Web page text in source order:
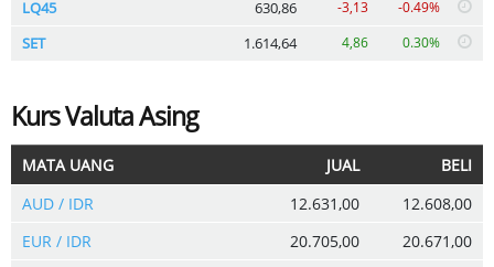
LQ45 630,86 -3,13 -0.49%
SET 1.614,64 4,86 0.30%
Kurs Valuta Asing
MATA UANG JUAL
BELI
AUD / IDR
12.631,00
12.608,00
EUR / IDR
20.705,00
20.671,00